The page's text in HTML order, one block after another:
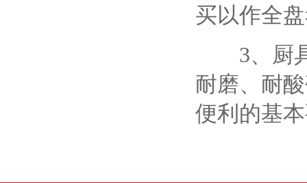
买以作全
3、厨具
耐磨、耐
便利的基